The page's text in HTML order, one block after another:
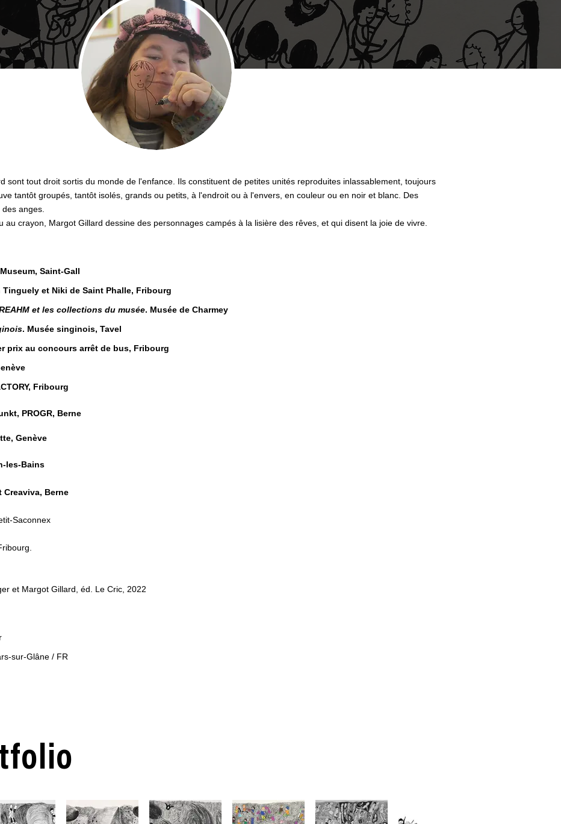
sont tout droit sortis du monde de l'enfance. Ils constituent de petites unités reproduites inlassablement, toujours
tantôt groupés, tantôt isolés, grands ou petits, à l'endroit ou à l'envers, en couleur ou en noir et blanc. Des
anges.
au crayon, Margot Gillard dessine des personnages campés à la lisière des rêves, et qui disent la joie de vivre.
Saint-Gall
Tinguely et Niki de Saint Phalle, Fribourg
et les collections du musée. Musée de Charmey
. Musée singinois, Tavel
prix au concours arrêt de bus, Fribourg
Fribourg
PROGR, Berne
Genève
les-Bains
Berne
Saconnex
et Margot Gillard, éd. Le Cric, 2022
sur-Glâne / FR